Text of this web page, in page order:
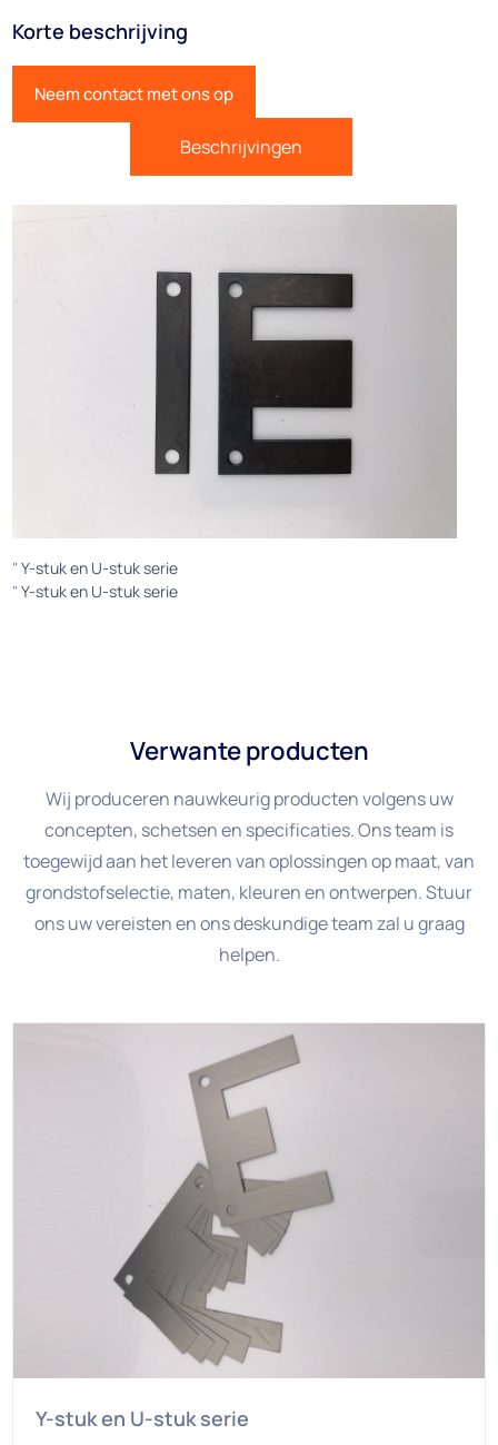
Korte beschrijving
Neem contact met ons op
Beschrijvingen
"Y-stuk en U-stuk serie
"Y-stuk en U-stuk serie
Verwante producten
Wij produceren nauwkeurig producten volgens uw
concepten, schetsen en specificaties. Ons team is
toegewijd aan het leveren van oplossingen op maat, van
grondstofselectie, maten, kleuren en ontwerpen. Stuur
ons uw vereisten en ons deskundige team zal u graag
helpen.
Y-stuk en U-stuk serie